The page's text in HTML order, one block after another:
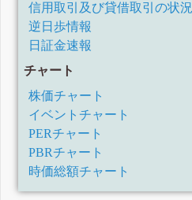
信用取引及び貸借取引の状況
逆日歩情報
日証金速報
チャート
株価チャート
イベントチャート
PERチャート
PBRチャート
時価総額チャート